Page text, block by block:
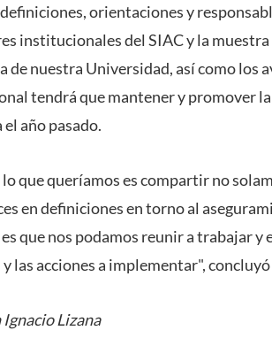
orientaciones y
institucionales del SIAC y la
de nuestra Universidad, así como los
tendrá que mantener y promover
año pasado.
lo que queríamos es compartir no
en definiciones en torno al
que nos podamos reunir a trabajar y
las acciones a implementar",
Ignacio Lizana